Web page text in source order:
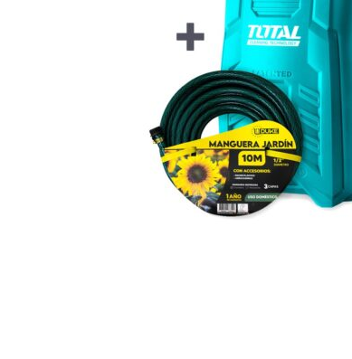
Tecnología
Todas las categorías